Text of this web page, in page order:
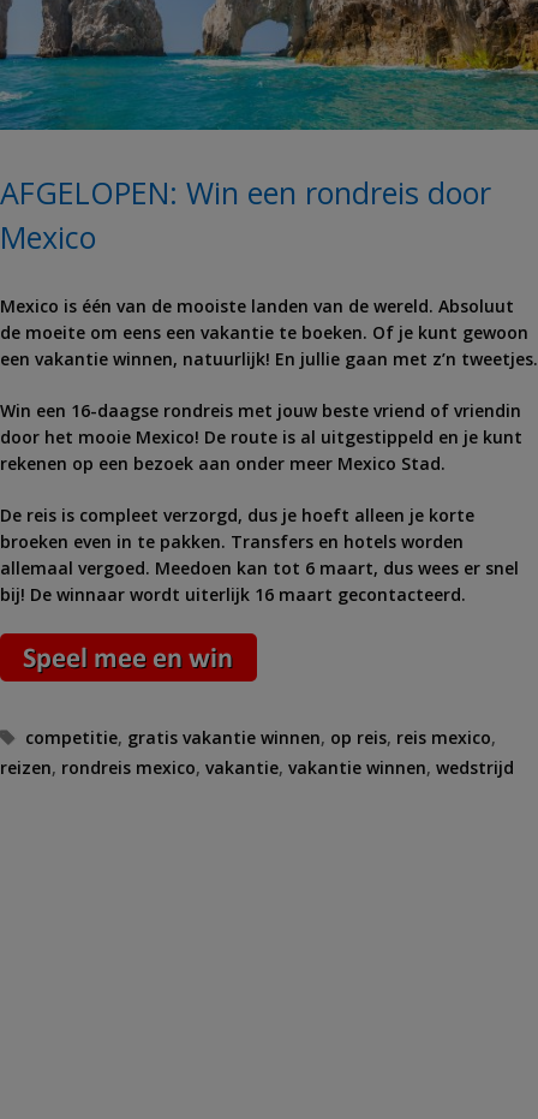
AFGELOPEN: Win een rondreis door
Mexico
Mexico is één van de mooiste landen van de wereld. Absoluut
de moeite om eens een vakantie te boeken. Of je kunt gewoon
een vakantie winnen, natuurlijk! En jullie gaan met z’n tweetjes.
Win een 16-daagse rondreis met jouw beste vriend of vriendin
door het mooie Mexico! De route is al uitgestippeld en je kunt
rekenen op een bezoek aan onder meer Mexico Stad.
De reis is compleet verzorgd, dus je hoeft alleen je korte
broeken even in te pakken. Transfers en hotels worden
allemaal vergoed. Meedoen kan tot 6 maart, dus wees er snel
bij! De winnaar wordt uiterlijk 16 maart gecontacteerd.
Tags
competitie, gratis vakantie winnen, op reis, reis mexico,
reizen, rondreis mexico, vakantie, vakantie winnen, wedstrijd